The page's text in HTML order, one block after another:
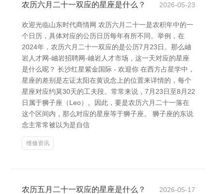
农历六月二十一双应的星座是什么？ 2026-05-23
欢迎光临山东时代商情网 农历六月二十一是农积年中的一
个日历，具体对应的公历日历每年有所不同。举例，在
2024年，农历六月二十一双应的是公历7月23日。那么岫
岩人才网-岫岩招聘网-岫岩人才市场，这一天对应的星座
是什么呢？ 长沙红星紫金国际 - 欢迎你 在西方占星学中，
星座的差别是左证太阳在黄说念上的位置来详情的，每个
星座对应约莫30天的工夫段。常常来说，7月23日至8月22
日属于狮子座（Leo）。因此，要是农历六月二十一落在
这个区间内，那么对应的星座等于狮子座。 狮子座的东说
念主常常被以为是自信
维修资讯
农历五月二十一双应的星座是什么？ 2026-05-17